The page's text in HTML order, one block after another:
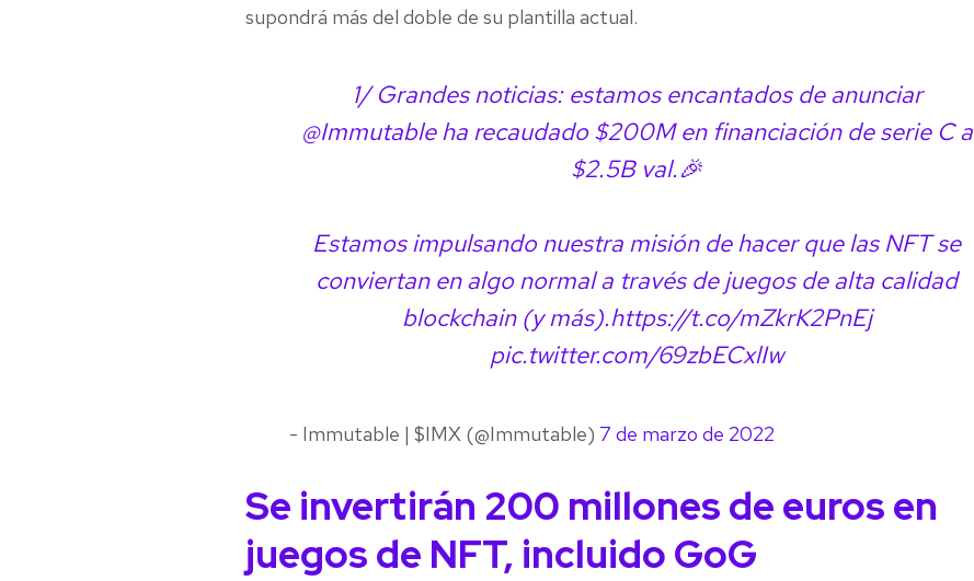
supondrá más del doble de su plantilla actual.
1/ Grandes noticias: estamos encantados de anunciar
@Immutableha recaudado $200M en financiación de serie C a
$2.5B val.🎉
Estamos impulsando nuestra misión de hacer que las NFT se
conviertan en algo normal a través de juegos de alta calidad
blockchain (y más).https://t.co/mZkrK2PnEj
pic.twitter.com/69zbECxlIw
- Immutable | $IMX (@Immutable) 7 de marzo de 2022
Se invertirán 200 millones de euros en
juegos de NFT, incluido GoG